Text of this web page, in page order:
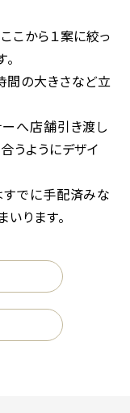
こから１案に絞っ
間の大きさなど立
へ店舗引き渡し
うようにデザイ
すでに手配済みな
ります。